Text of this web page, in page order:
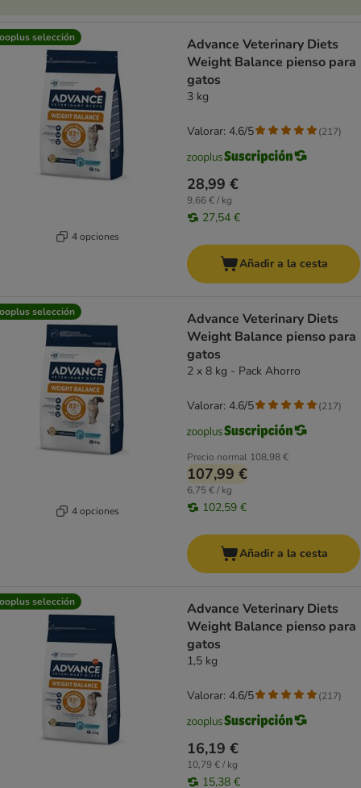
selección
4 opciones
Advance Veterinary Diets
Weight Balance pienso para
gatos
3 kg
28,99 €
9,66 € / kg
27,54 €
Valorar: 4.6/5 (217)
Añadir a la cesta
selección
4 opciones
Advance Veterinary Diets
Weight Balance pienso para
gatos
2 x 8 kg - Pack Ahorro
Precio normal 108,98 €
107,99 €
6,75 € / kg
102,59 €
Valorar: 4.6/5 (217)
Añadir a la cesta
selección
Advance Veterinary Diets
Weight Balance pienso para
gatos
1,5 kg
16,19 €
10,79 € / kg
15,38 €
Valorar: 4.6/5 (217)